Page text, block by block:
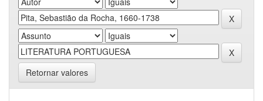
Retornar valores